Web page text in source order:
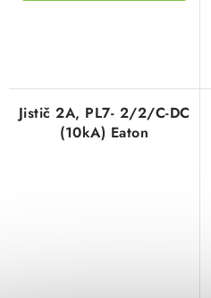
Jistič 2A, PL7- 2/2/C-DC
(10kA) Eaton